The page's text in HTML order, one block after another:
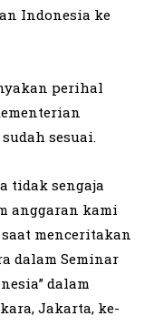
Indonesia ke
perihal
sesuai.
tidak sengaja
anggaran kami
menceritakan
dalam Seminar
dalam
Jakarta, ke-